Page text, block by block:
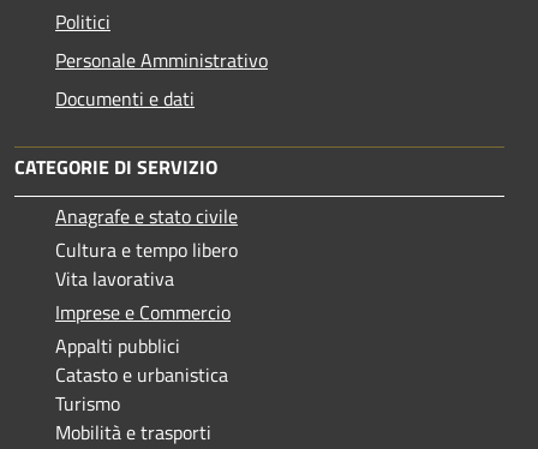
Politici
Personale Amministrativo
Documenti e dati
CATEGORIE DI SERVIZIO
Anagrafe e stato civile
Cultura e tempo libero
Vita lavorativa
Imprese e Commercio
Appalti pubblici
Catasto e urbanistica
Turismo
Mobilità e trasporti